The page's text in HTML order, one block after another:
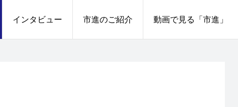
インタビュー 市進のご紹介 動画で見る「市進」